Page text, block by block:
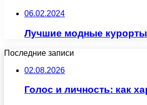
06.02.2024
Лучшие модные
Последние записи
02.08.2026
Голос и личность: как